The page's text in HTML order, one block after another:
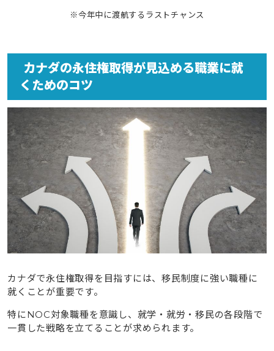
※今年中に渡航するラストチャンス
カナダの永住権取得が見込める職業に就
くためのコツ
カナダで永住権取得を目指すには、移民制度に強い職種に
就くことが重要です。
特にNOC対象職種を意識し、就学・就労・移民の各段階で
一貫した戦略を立てることが求められます。